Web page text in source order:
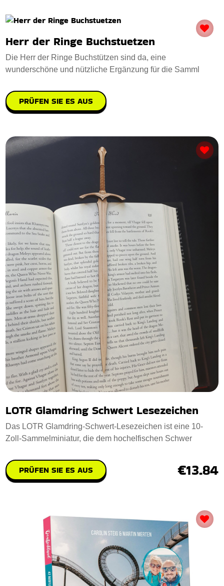
Herr der Ringe Buchstuetzen
Die Herr der Ringe Buchstützen sind da, eine
wunderschöne und nützliche Ergänzung für die Samml
PRÜFEN SIE ES AUS
LOTR Glamdring Schwert Lesezeichen
Das LOTR Glamdring-Schwert-Lesezeichen ist eine 10-
Zoll-Sammelminiatur, die dem hochelfischen Schwer
PRÜFEN SIE ES AUS €13.84